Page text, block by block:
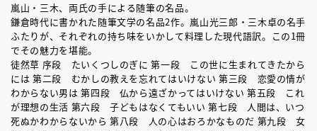
嵐山・三木、両氏の手による随筆の名品。
鎌倉時代に書かれた随筆文学の名品2作。嵐山光三郎・三木卓の名手
ふたりが、それぞれの持ち味をいかして料理した現代語訳。この1冊
でその魅力を堪能。
徒然草 序段 たいくつしのぎに 第一段 この世に生まれてきたから
には 第二段 むかしの教えを忘れてはいけない 第三段 恋愛の情が
わからない男は 第四段 仏から遠ざかってはいけない 第五段 これ
が理想の生活 第六段 子どもはなくてもいい 第七段 人間は、いつ
死ぬかわからないから 第八段 人の心はおろかなものだ 第九段 女